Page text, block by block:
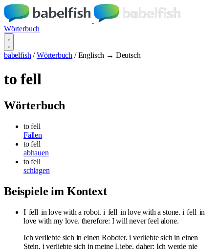
Wörterbuch
babelfish / Wörterbuch / Englisch → Deutsch
to fell
Wörterbuch
to fell
Fällen
to fell
abhauen
to fell
schlagen
Beispiele im Kontext
I fell in love with a robot. i fell in love with a stone. i fell in
love with my love. therefore: I will never feel alone.
Ich verliebte sich in einen Roboter. i verliebte sich in einen
Stein. i verliebte sich in meine Liebe. daher: Ich werde nie